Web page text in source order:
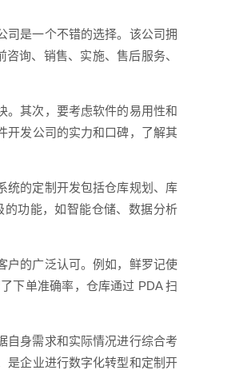
司是一个不错的选择。该公司拥
询、销售、实施、售后服务、
。其次，要考虑软件的易用性和
开发公司的实力和口碑，了解其
统的定制开发包括仓库规划、库
功能，如智能仓储、数据分析
户的广泛认可。例如，鲜罗记使
下单准确率，仓库通过 PDA 扫
自身需求和实际情况进行综合考
是企业进行数字化转型和定制开